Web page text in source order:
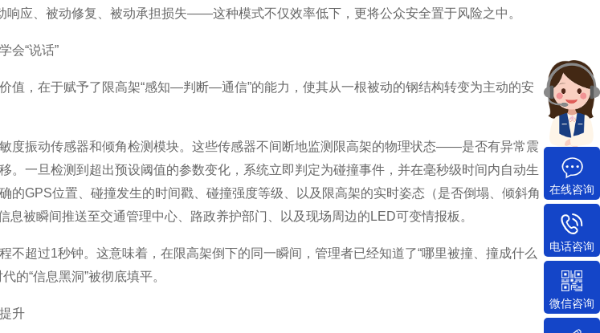
响应、被动修复、被动承担损失——这种模式不仅效率低下，更将公众安全置于风险之中。
会“说话”
值，在于赋予了限高架“感知—判断—通信”的能力，使其从一根被动的钢结构转变为主动的安
度振动传感器和倾角检测模块。这些传感器不间断地监测限高架的物理状态——是否有异常震
。一旦检测到超出预设阈值的参数变化，系统立即判定为碰撞事件，并在毫秒级时间内自动生
的GPS位置、碰撞发生的时间戳、碰撞强度等级、以及限高架的实时姿态（是否倒塌、倾斜角
息被瞬间推送至交通管理中心、路政养护部门、以及现场周边的LED可变情报板。
不超过1秒钟。这意味着，在限高架倒下的同一瞬间，管理者已经知道了“哪里被撞、撞成什么
的“信息黑洞”被彻底填平。
升
在线咨询
电话咨询
微信咨询